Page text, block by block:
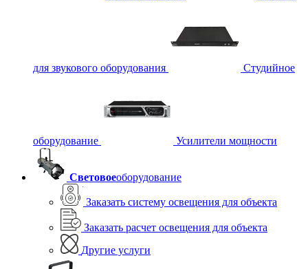
для звукового оборудования Студийное
оборудование Усилители мощности
Световоеоборудование
Заказать систему освещения для объекта
Заказать расчет освещения для объекта
Другие услуги